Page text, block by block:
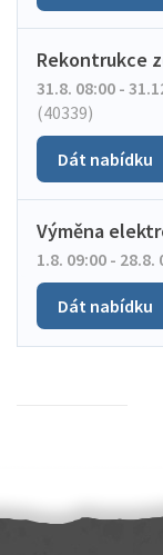
Rekontrukce
31.8. 08:00 -
(40339)
Dát nabídku
Výměna
1.8. 09:00 - 28.8.
Dát nabídku